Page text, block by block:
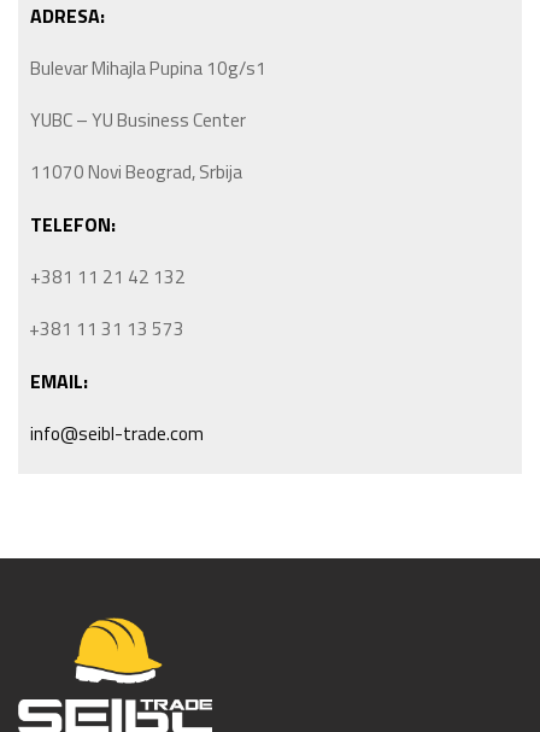
ADRESA:
Bulevar Mihajla Pupina 10g/s1
YUBC – YU Business Center
11070 Novi Beograd, Srbija
TELEFON:
+381 11 21 42 132
+381 11 31 13 573
EMAIL:
info@seibl-trade.com